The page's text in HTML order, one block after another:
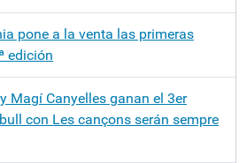
pone a la venta las primeras
edición
Magí Canyelles ganan el 3er
con Les cançons serán sempre